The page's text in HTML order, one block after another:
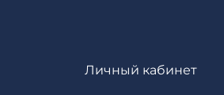
Личный кабинет